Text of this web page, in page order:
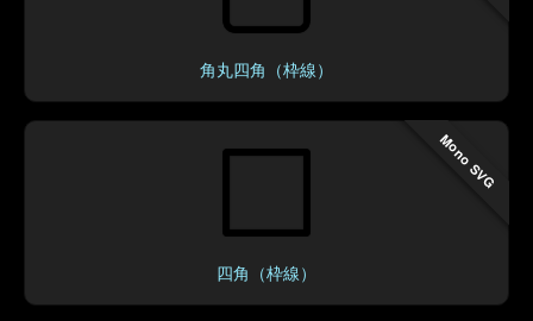
角丸四角（枠線）
Mono SVG
四角（枠線）